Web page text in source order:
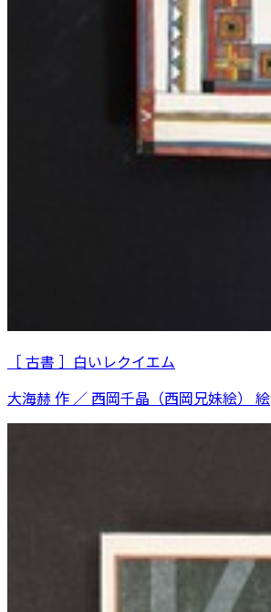
［ 古書 ］白いレクイエム
大海赫 作 ／ 西岡千晶（西岡兄妹絵） 絵